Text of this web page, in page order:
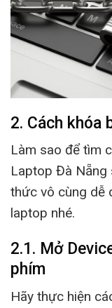
2. Cách khóa
Làm sao để tìm
Laptop Đà Nẵng
thức vô cùng dễ
laptop nhé.
2.1. Mở
phím
Hãy thực hiện